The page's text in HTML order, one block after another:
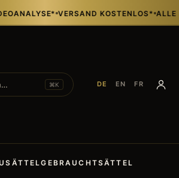
VERSAND KOSTENLOS* ALLE SÄTTEL
⌘K DE EN FR
GEBRAUCHTSÄTTEL